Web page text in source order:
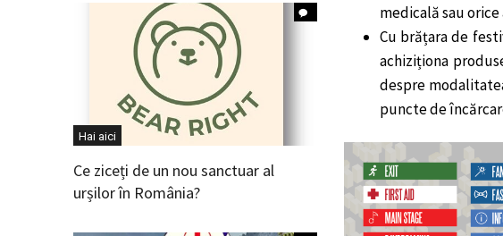
medicală sau
Cu brățara de
achiziționa
despre
puncte de
Hai aici
Ce ziceți de un nou sanctuar al
urșilor în România?